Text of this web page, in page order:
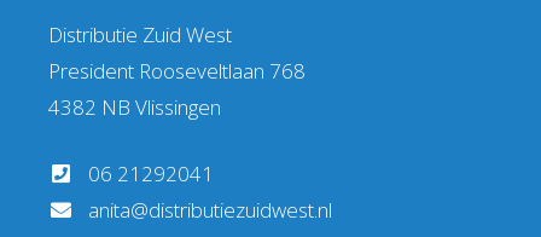
Distributie Zuid West
President Rooseveltlaan 768
4382 NB Vlissingen
06 21292041
anita@distributiezuidwest.nl